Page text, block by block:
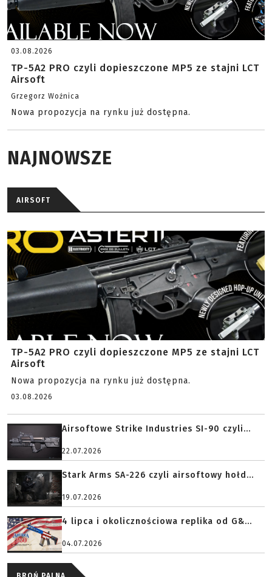
03.08.2026
TP-5A2 PRO czyli dopieszczone MP5 ze stajni LCT
Airsoft
Grzegorz Woźnica
Nowa propozycja na rynku już dostępna.
NAJNOWSZE
AIRSOFT
TP-5A2 PRO czyli dopieszczone MP5 ze stajni LCT
Airsoft
Nowa propozycja na rynku już dostępna.
03.08.2026
Airsoftowe Strike Industries SI-90 czyli...
22.07.2026
Stark Arms SA-226 czyli airsoftowy hołd...
19.07.2026
4 lipca i okolicznościowa replika od G&...
04.07.2026